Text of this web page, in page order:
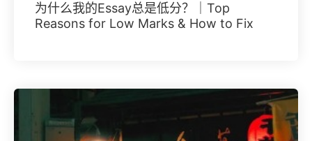
为什么我的Essay总是低分？｜Top
Reasons for Low Marks & How to Fix